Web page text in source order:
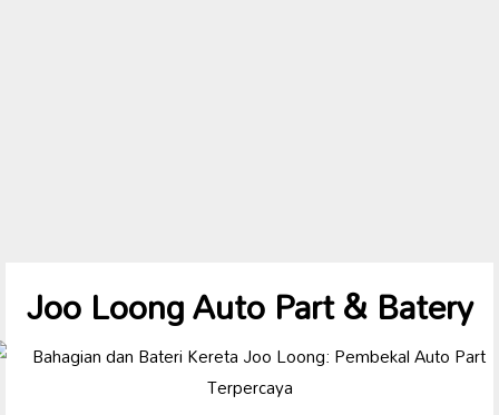
Joo Loong Auto Part & Batery